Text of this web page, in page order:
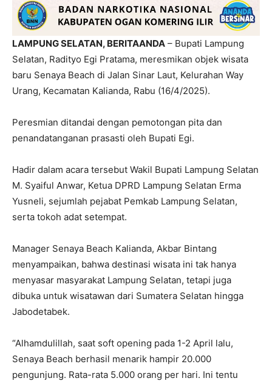
LAMPUNG SELATAN, BERITAANDA – Bupati Lampung
Selatan, Radityo Egi Pratama, meresmikan objek wisata
baru Senaya Beach di Jalan Sinar Laut, Kelurahan Way
Urang, Kecamatan Kalianda, Rabu (16/4/2025).
Peresmian ditandai dengan pemotongan pita dan
penandatanganan prasasti oleh Bupati Egi.
Hadir dalam acara tersebut Wakil Bupati Lampung Selatan
M. Syaiful Anwar, Ketua DPRD Lampung Selatan Erma
Yusneli, sejumlah pejabat Pemkab Lampung Selatan,
serta tokoh adat setempat.
Manager Senaya Beach Kalianda, Akbar Bintang
menyampaikan, bahwa destinasi wisata ini tak hanya
menyasar masyarakat Lampung Selatan, tetapi juga
dibuka untuk wisatawan dari Sumatera Selatan hingga
Jabodetabek.
“Alhamdulillah, saat soft opening pada 1-2 April lalu,
Senaya Beach berhasil menarik hampir 20.000
pengunjung. Rata-rata 5.000 orang per hari. Ini tentu